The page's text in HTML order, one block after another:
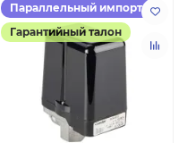
Параллельный импорт
Гарантийный талон